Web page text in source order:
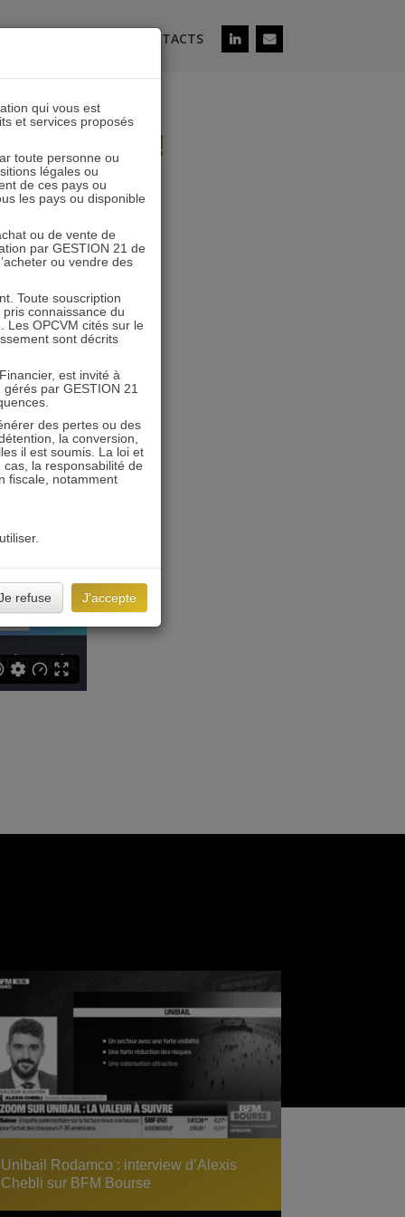
CONTACTS
jambes !
années ».
Patrimonia 2024
Unibail Rodamco : interview d’Alexis
Chebli sur BFM Bourse
qui vous est
et services proposés
toute personne ou
légales ou
de ces pays ou
les pays ou disponible
ou de vente de
par GESTION 21 de
ou vendre des
Toute souscription
connaissance du
Les OPCVM cités sur le
sont décrits
est invité à
par GESTION 21
des pertes ou des
la conversion,
il est soumis. La loi et
cas, la responsabilité de
fiscale, notamment
refuse J'accepte